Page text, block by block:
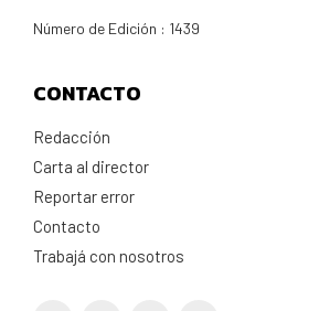
Número de Edición : 1439
CONTACTO
Redacción
Carta al director
Reportar error
Contacto
Trabajá con nosotros